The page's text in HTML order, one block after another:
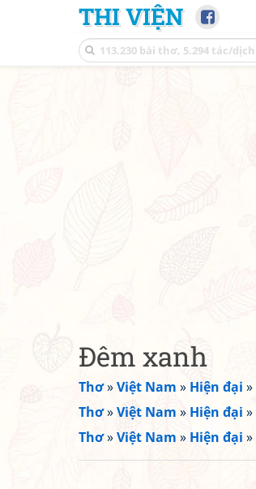
THI VIỆN
Đêm xanh
Thơ»Việt Nam » Hiện đại »
Thơ»Việt Nam » Hiện đại »
Thơ»Việt Nam » Hiện đại »